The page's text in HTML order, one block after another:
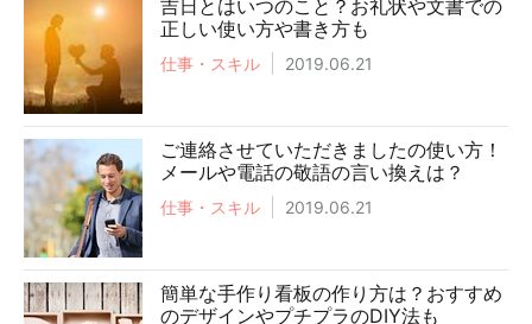
吉日とはいつのこと？お礼状や文書での
正しい使い方や書き方も
仕事・スキル 2019.06.21
ご連絡させていただきましたの使い方！
メールや電話の敬語の言い換えは？
仕事・スキル 2019.06.21
簡単な手作り看板の作り方は？おすすめ
のデザインやプチプラのDIY法も